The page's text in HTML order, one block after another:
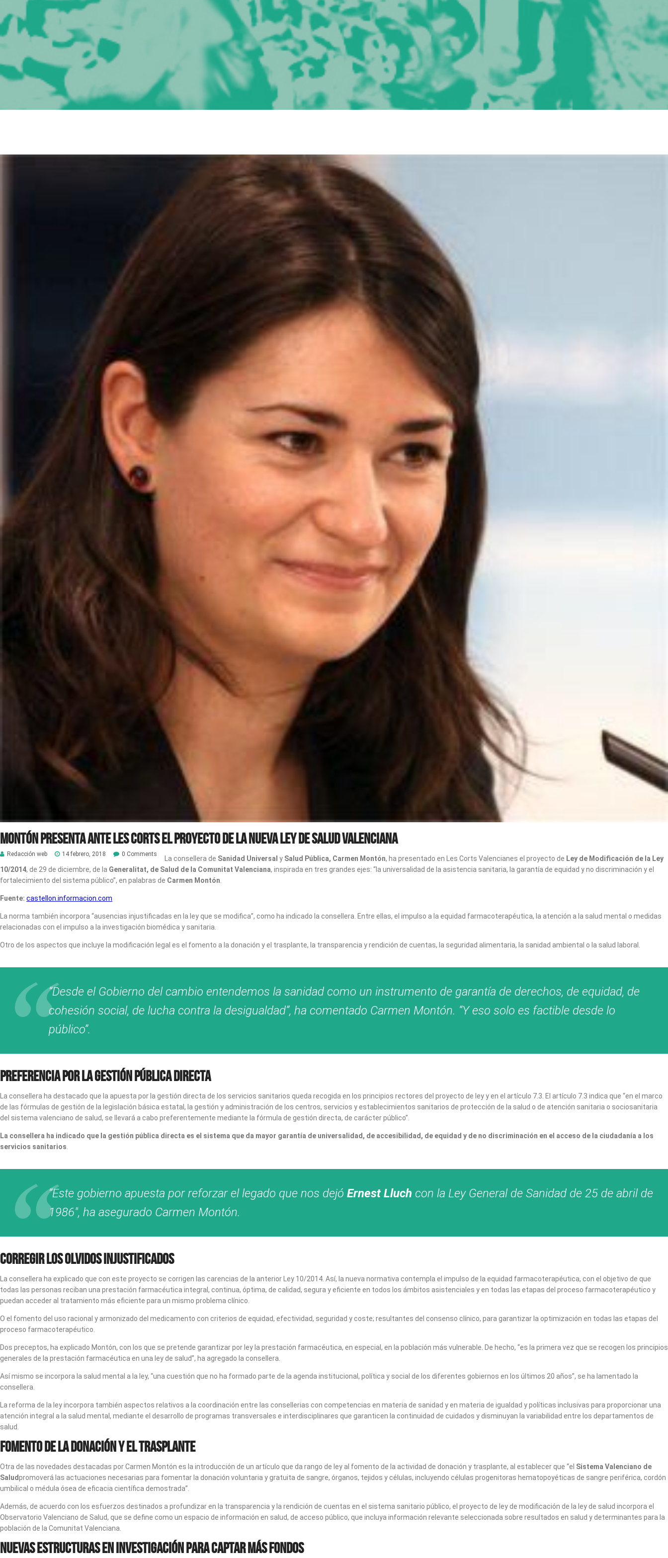
Montón presenta ante les Corts el proyecto de la nueva Ley de Salud valenciana
Redacción web 14 febrero, 2018 0 Comments
La consellera de Sanidad Universal y Salud Pública, Carmen Montón, ha presentado en Les Corts Valencianes el proyecto de Ley de Modificación de la Ley
10/2014, de 29 de diciembre, de la Generalitat, de Salud de la Comunitat Valenciana, inspirada en tres grandes ejes: “la universalidad de la asistencia sanitaria, la garantía de equidad y no discriminación y el
fortalecimiento del sistema público”, en palabras de Carmen Montón
Fuente: castellon.informacion.com
La norma también incorpora “ausencias injustificadas en la ley que se modifica”, como ha indicado la consellera. Entre ellas, el impulso a la equidad farmacoterapéutica, la atención a la salud mental o medidas
relacionadas con el impulso a la investigación biomédica y sanitaria.
Otro de los aspectos que incluye la modificación legal es el fomento a la donación y el trasplante, la transparencia y rendición de cuentas, la seguridad alimentaria, la sanidad ambiental o la salud laboral.
“Desde el Gobierno del cambio entendemos la sanidad como un instrumento de garantía de derechos, de equidad, de
cohesión social, de lucha contra la desigualdad”, ha comentado Carmen Montón. “Y eso solo es factible desde lo
público”.
Preferencia por la gestión pública directa
La consellera ha destacado que la apuesta por la gestión directa de los servicios sanitarios queda recogida en los principios rectores del proyecto de ley y en el artículo 7.3. El artículo 7.3 indica que “en el marco
de las fórmulas de gestión de la legislación básica estatal, la gestión y administración de los centros, servicios y establecimientos sanitarios de protección de la salud o de atención sanitaria o sociosanitaria
del sistema valenciano de salud, se llevará a cabo preferentemente mediante la fórmula de gestión directa, de carácter público”.
La consellera ha indicado que la gestión pública directa es el sistema que da mayor garantía de universalidad, de accesibilidad, de equidad y de no discriminación en el acceso de la ciudadanía a los
servicios sanitarios
“Este gobierno apuesta por reforzar el legado que nos dejó Ernest Lluch con la Ley General de Sanidad de 25 de abril de
1986″, ha asegurado Carmen Montón.
Corregir los olvidos injustificados
La consellera ha explicado que con este proyecto se corrigen las carencias de la anterior Ley 10/2014. Así, la nueva normativa contempla el impulso de la equidad farmacoterapéutica, con el objetivo de que
todas las personas reciban una prestación farmacéutica integral, continua, óptima, de calidad, segura y eficiente en todos los ámbitos asistenciales y en todas las etapas del proceso farmacoterapéutico y
puedan acceder al tratamiento más eficiente para un mismo problema clínico.
O el fomento del uso racional y armonizado del medicamento con criterios de equidad, efectividad, seguridad y coste; resultantes del consenso clínico, para garantizar la optimización en todas las etapas del
proceso farmacoterapéutico.
Dos preceptos, ha explicado Montón, con los que se pretende garantizar por ley la prestación farmacéutica, en especial, en la población más vulnerable. De hecho, “es la primera vez que se recogen los principios
generales de la prestación farmacéutica en una ley de salud”, ha agregado la consellera.
Así mismo se incorpora la salud mental a la ley, “una cuestión que no ha formado parte de la agenda institucional, política y social de los diferentes gobiernos en los últimos 20 años”, se ha lamentado la
consellera.
La reforma de la ley incorpora también aspectos relativos a la coordinación entre las consellerias con competencias en materia de sanidad y en materia de igualdad y políticas inclusivas para proporcionar una
atención integral a la salud mental, mediante el desarrollo de programas transversales e interdisciplinares que garanticen la continuidad de cuidados y disminuyan la variabilidad entre los departamentos de
salud.
Fomento de la donación y el trasplante
Otra de las novedades destacadas por Carmen Montón es la introducción de un artículo que da rango de ley al fomento de la actividad de donación y trasplante, al establecer que “el Sistema Valenciano de
Saludpromoverá las actuaciones necesarias para fomentar la donación voluntaria y gratuita de sangre, órganos, tejidos y células, incluyendo células progenitoras hematopoyéticas de sangre periférica, cordón
umbilical o médula ósea de eficacia científica demostrada”.
Además, de acuerdo con los esfuerzos destinados a profundizar en la transparencia y la rendición de cuentas en el sistema sanitario público, el proyecto de ley de modificación de la ley de salud incorpora el
Observatorio Valenciano de Salud, que se define como un espacio de información en salud, de acceso público, que incluya información relevante seleccionada sobre resultados en salud y determinantes para la
población de la Comunitat Valenciana.
Nuevas estructuras en investigación para captar más fondos